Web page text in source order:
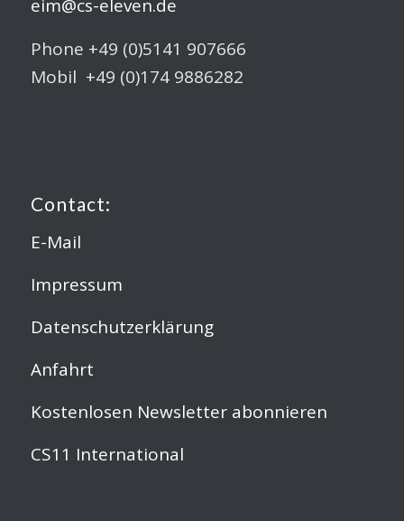
eim@cs-eleven.de
Phone +49 (0)5141 907666
Mobil +49 (0)174 9886282
Contact:
E-Mail
Impressum
Datenschutzerklärung
Anfahrt
Kostenlosen Newsletter abonnieren
CS11 International